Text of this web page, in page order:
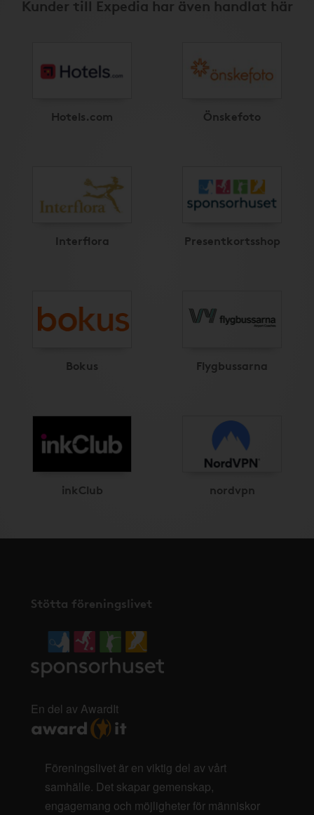
Kunder till Expedia har även handlat här
Hotels.com Önskefoto
Interflora Presentkortsshop
Bokus Flygbussarna
inkClub nordvpn
Stötta föreningslivet
En del av AwardIt
Föreningslivet är en viktig del av vårt
samhälle. Det skapar gemenskap,
engagemang och möjligheter för människor